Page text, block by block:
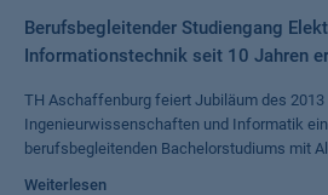
Berufsbegleitender Studiengang
Informationstechnik seit 10 Jahren
TH Aschaffenburg feiert Jubiläum des 2013
Ingenieurwissenschaften und Informatik
berufsbegleitenden Bachelorstudiums mit
Weiterlesen